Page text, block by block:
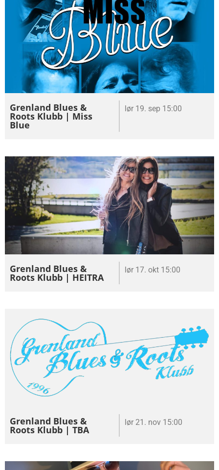
Grenland Blues &
Roots Klubb | Miss
Blue
lør 19. sep 15:00
Grenland Blues &
Roots Klubb | HEITRA
lør 17. okt 15:00
Grenland Blues &
Roots Klubb | TBA
lør 21. nov 15:00